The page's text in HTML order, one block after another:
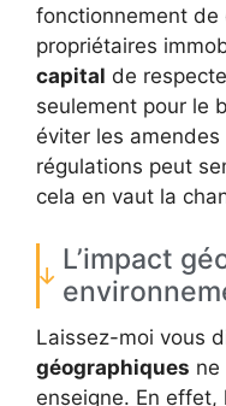
fonctionnement de
propriétaires
capital de
seulement pour le
éviter les
régulations peut
cela en vaut la
L’impact
Laissez-moi vous
géographiques ne
enseigne. En